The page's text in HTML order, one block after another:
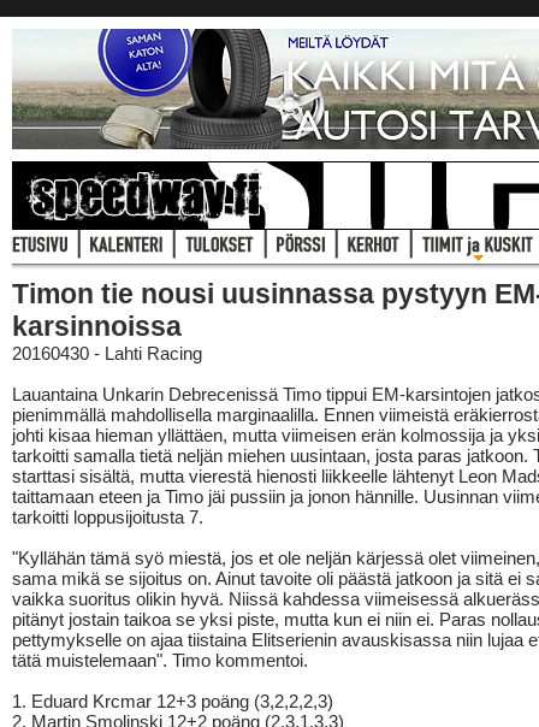
Timon tie nousi uusinnassa pystyyn
karsinnoissa
20160430 - Lahti Racing
Lauantaina Unkarin Debrecenissä Timo tippui EM-karsintojen
pienimmällä mahdollisella marginaalilla. Ennen viimeistä
johti kisaa hieman yllättäen, mutta viimeisen erän kolmossija ja
tarkoitti samalla tietä neljän miehen uusintaan, josta paras jatkoon.
starttasi sisältä, mutta vierestä hienosti liikkeelle lähtenyt Leon
taittamaan eteen ja Timo jäi pussiin ja jonon hännille. Uusinnan
tarkoitti loppusijoitusta 7.
"Kyllähän tämä syö miestä, jos et ole neljän kärjessä olet
sama mikä se sijoitus on. Ainut tavoite oli päästä jatkoon ja sitä ei
vaikka suoritus olikin hyvä. Niissä kahdessa viimeisessä
pitänyt jostain taikoa se yksi piste, mutta kun ei niin ei. Paras
pettymykselle on ajaa tiistaina Elitserienin avauskisassa niin lujaa
tätä muistelemaan". Timo kommentoi.
1. Eduard Krcmar 12+3 poäng (3,2,2,2,3)
2. Martin Smolinski 12+2 poäng (2,3,1,3,3)